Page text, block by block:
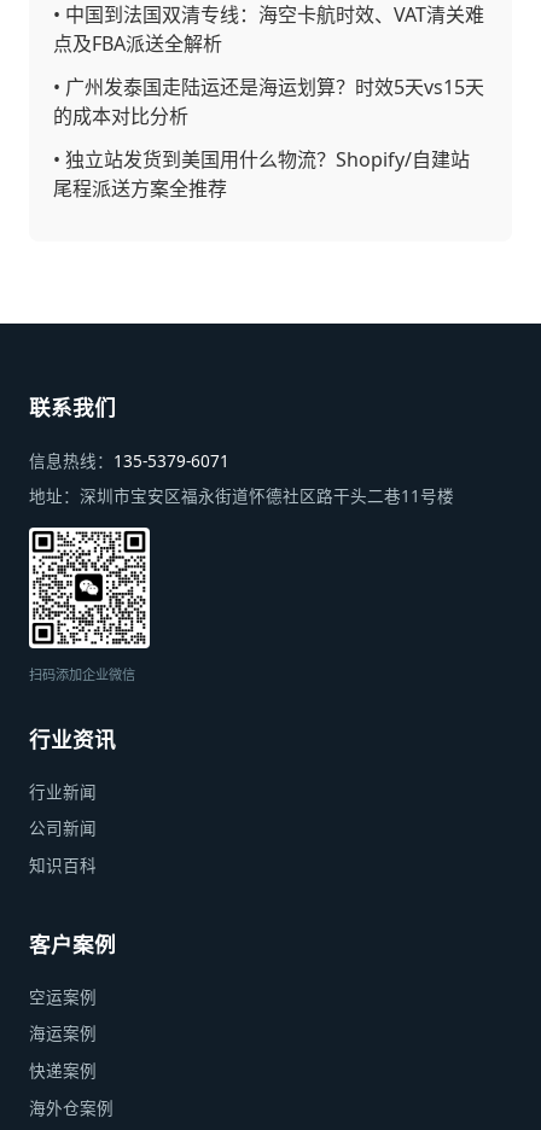
• 中国到法国双清专线：海空卡航时效、VAT清关难
点及FBA派送全解析
• 广州发泰国走陆运还是海运划算？时效5天vs15天
的成本对比分析
• 独立站发货到美国用什么物流？Shopify/自建站
尾程派送方案全推荐
联系我们
信息热线： 135-5379-6071
地址： 深圳市宝安区福永街道怀德社区路干头二巷11号楼
扫码添加企业微信
行业资讯
行业新闻
公司新闻
知识百科
客户案例
空运案例
海运案例
快递案例
海外仓案例